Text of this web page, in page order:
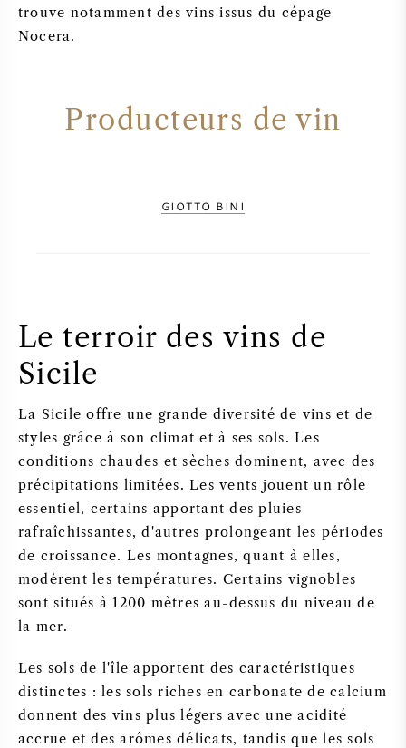
trouve notamment des vins issus du cépage
Nocera.
Producteurs de vin
GIOTTO BINI
Le terroir des vins de
Sicile
La Sicile offre une grande diversité de vins et de
styles grâce à son climat et à ses sols. Les
conditions chaudes et sèches dominent, avec des
précipitations limitées. Les vents jouent un rôle
essentiel, certains apportant des pluies
rafraîchissantes, d'autres prolongeant les périodes
de croissance. Les montagnes, quant à elles,
modèrent les températures. Certains vignobles
sont situés à 1200 mètres au-dessus du niveau de
la mer.
Les sols de l'île apportent des caractéristiques
distinctes : les sols riches en carbonate de calcium
donnent des vins plus légers avec une acidité
accrue et des arômes délicats, tandis que les sols